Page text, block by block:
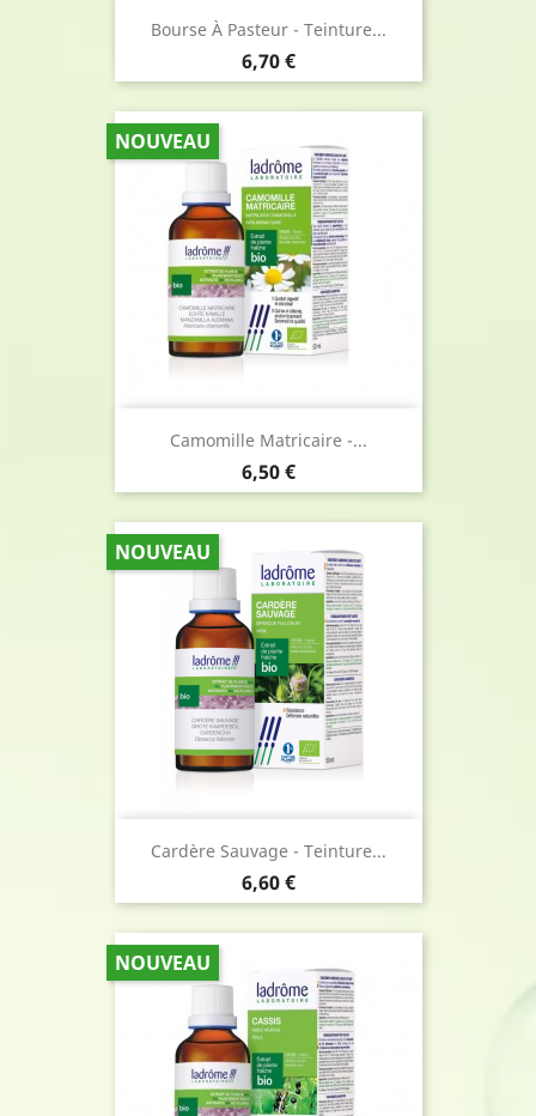
Bourse À Pasteur - Teinture...
Prix
6,70 €
Camomille Matricaire -...
Prix
6,50 €
NOUVEAU
Cardère Sauvage - Teinture...
Prix
6,60 €
NOUVEAU
NOUVEAU